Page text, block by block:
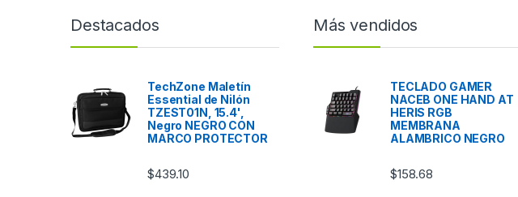
Destacados
TechZone Maletín
Essential de Nilón
TZEST01N, 15.4',
Negro NEGRO CON
MARCO PROTECTOR
$439.10
Más vendidos
TECLADO GAMER
NACEB ONE HAND AT
HERIS RGB
MEMBRANA
ALAMBRICO NEGRO
$158.68